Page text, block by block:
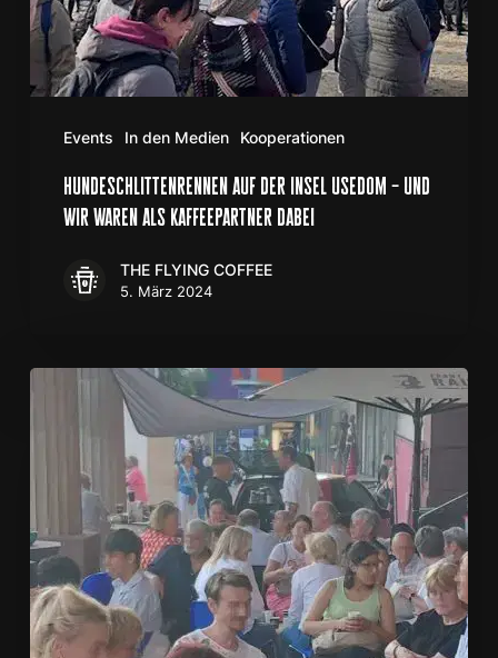
Events In den Medien Kooperationen
Kaffeepartner
dabei
hundeschlittenrennen auf der insel usedom – und
wir waren als kaffeepartner dabei
THE FLYING COFFEE
5. März 2024
Coffee
Lounge